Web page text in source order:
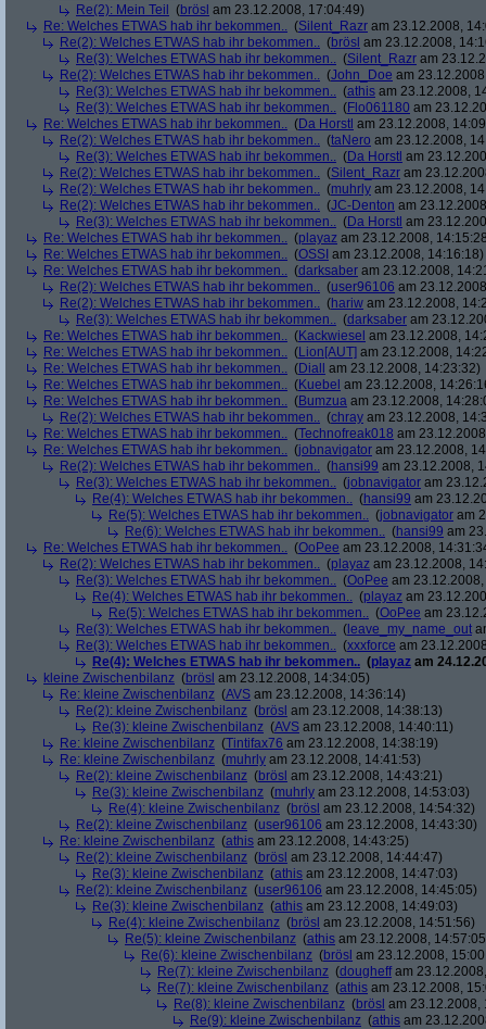
Re(2): Mein Teil
(brösl am 23.12.2008, 17:04:49)
Re: Welches ETWAS hab ihr bekommen.. (Silent_Razr am 23.12.2008,
Re(2): Welches ETWAS hab ihr bekommen.. (brösl am 23.12.2008,
Re(3): Welches ETWAS hab ihr bekommen.. (Silent_Razr am
Re(2): Welches ETWAS hab ihr bekommen.. (John_Doe am
Re(3): Welches ETWAS hab ihr bekommen.. (athis am 23.12.2008,
Re(3): Welches ETWAS hab ihr bekommen.. (Flo061180 am
Re: Welches ETWAS hab ihr bekommen.. (Da Horstl am 23.12.2008,
Re(2): Welches ETWAS hab ihr bekommen.. (taNero am 23.12.2008,
Re(3): Welches ETWAS hab ihr bekommen.. (Da Horstl am
Re(2): Welches ETWAS hab ihr bekommen.. (Silent_Razr am
Re(2): Welches ETWAS hab ihr bekommen.. (muhrly am 23.12.2008,
Re(2): Welches ETWAS hab ihr bekommen.. (JC-Denton am
Re(3): Welches ETWAS hab ihr bekommen.. (Da Horstl am
Re: Welches ETWAS hab ihr bekommen.. (playaz am 23.12.2008,
Re: Welches ETWAS hab ihr bekommen.. (OSSI am 23.12.2008, 14:16:18)
Re: Welches ETWAS hab ihr bekommen.. (darksaber am 23.12.2008,
Re(2): Welches ETWAS hab ihr bekommen.. (user96106 am
Re(2): Welches ETWAS hab ihr bekommen.. (hariw am 23.12.2008,
Re(3): Welches ETWAS hab ihr bekommen.. (darksaber am
Re: Welches ETWAS hab ihr bekommen.. (Kackwiesel am 23.12.2008,
Re: Welches ETWAS hab ihr bekommen.. (Lion[AUT] am 23.12.2008,
Re: Welches ETWAS hab ihr bekommen.. (Diall
am 23.12.2008, 14:23:32)
Re: Welches ETWAS hab ihr bekommen.. (Kuebel am 23.12.2008,
Re: Welches ETWAS hab ihr bekommen.. (Bumzua am 23.12.2008,
Re(2): Welches ETWAS hab ihr bekommen.. (chray am 23.12.2008,
Re: Welches ETWAS hab ihr bekommen.. (Technofreak018 am
Re: Welches ETWAS hab ihr bekommen.. (jobnavigator am 23.12.2008,
Re(2): Welches ETWAS hab ihr bekommen.. (hansi99 am 23.12.2008,
Re(3): Welches ETWAS hab ihr bekommen.. (jobnavigator am
Re(4): Welches ETWAS hab ihr bekommen.. (hansi99 am
Re(5): Welches ETWAS hab ihr bekommen.. (jobnavigator am
Re(6): Welches ETWAS hab ihr bekommen.. (hansi99 am
Re: Welches ETWAS hab ihr bekommen.. (OoPee am 23.12.2008,
Re(2): Welches ETWAS hab ihr bekommen.. (playaz am 23.12.2008,
Re(3): Welches ETWAS hab ihr bekommen.. (OoPee am
Re(4): Welches ETWAS hab ihr bekommen.. (playaz am
Re(5): Welches ETWAS hab ihr bekommen.. (OoPee am
Re(3): Welches ETWAS hab ihr bekommen.. ( leave_my_name_out
Re(3): Welches ETWAS hab ihr bekommen.. (xxxforce am
Re(4): Welches ETWAS hab ihr bekommen.. (playaz am
kleine Zwischenbilanz (brösl am 23.12.2008, 14:34:05)
Re: kleine Zwischenbilanz (AVS am 23.12.2008, 14:36:14)
Re(2): kleine Zwischenbilanz (brösl am 23.12.2008, 14:38:13)
Re(3): kleine Zwischenbilanz (AVS am 23.12.2008, 14:40:11)
Re: kleine Zwischenbilanz (Tintifax76 am 23.12.2008, 14:38:19)
Re: kleine Zwischenbilanz (muhrly am 23.12.2008, 14:41:53)
Re(2): kleine Zwischenbilanz (brösl am 23.12.2008, 14:43:21)
Re(3): kleine Zwischenbilanz (muhrly am 23.12.2008, 14:53:03)
Re(4): kleine Zwischenbilanz (brösl am 23.12.2008, 14:54:32)
Re(2): kleine Zwischenbilanz (user96106 am 23.12.2008, 14:43:30)
Re: kleine Zwischenbilanz (athis am 23.12.2008, 14:43:25)
Re(2): kleine Zwischenbilanz (brösl am 23.12.2008, 14:44:47)
Re(3): kleine Zwischenbilanz (athis am 23.12.2008, 14:47:03)
Re(2): kleine Zwischenbilanz (user96106 am 23.12.2008, 14:45:05)
Re(3): kleine Zwischenbilanz (athis am 23.12.2008, 14:49:03)
Re(4): kleine Zwischenbilanz (brösl am 23.12.2008, 14:51:56)
Re(5): kleine Zwischenbilanz (athis am 23.12.2008,
Re(6): kleine Zwischenbilanz (brösl am 23.12.2008,
Re(7): kleine Zwischenbilanz (dougheffam
Re(7): kleine Zwischenbilanz (athis am 23.12.2008,
Re(8): kleine Zwischenbilanz (brösl am 23.12.2008,
Re(9): kleine Zwischenbilanz (athis am